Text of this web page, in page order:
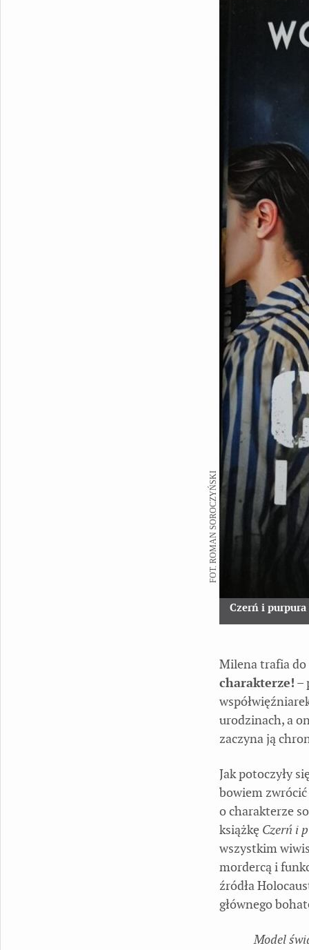
Czerń i purpura
FOT. ROMAN SOROCZYŃSKI
Milena trafia do
charakterze! –
urodzinach, a
zaczyna ją
Jak potoczyły
bowiem
o charakterze
książkę Czerń i
wszystkim
mordercą i
źródła
głównego
Model